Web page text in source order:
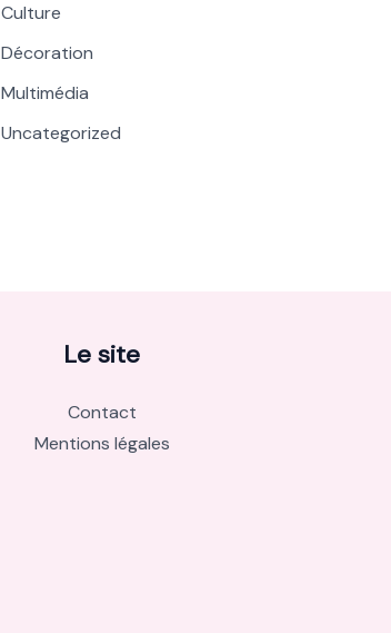
Culture
Décoration
Multimédia
Uncategorized
Le site
Contact
Mentions légales